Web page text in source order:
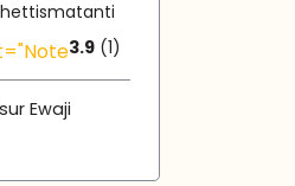
3.9 (1)
Ewaji